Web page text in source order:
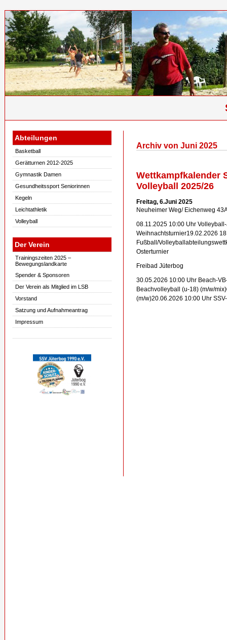
Abteilungen
Basketball
Gerätturnen 2012-2025
Gymnastik Damen
Gesundheitssport Seniorinnen
Kegeln
Leichtathletik
Volleyball
Der Verein
Trainingszeiten 2025 –
Bewegungslandkarte
Spender & Sponsoren
Der Verein als Mitglied im LSB
Vorstand
Satzung und Aufnahmeantrag
Impressum
Archiv von Juni 2025
Wettkampfkalender
Volleyball 2025/26
Freitag, 6.Juni 2025
Neuheimer Weg/ Eichenweg
08.11.2025 10:00 Uhr
Weihnachtsturnier19.02.2026
Fußball/
Osterturnier
Freibad Jüterbog
30.05.2026 10:00 Uhr Beach-
Beachvolleyball (u-18) (m/w/
(m/w)20.06.2026 10:00 Uhr